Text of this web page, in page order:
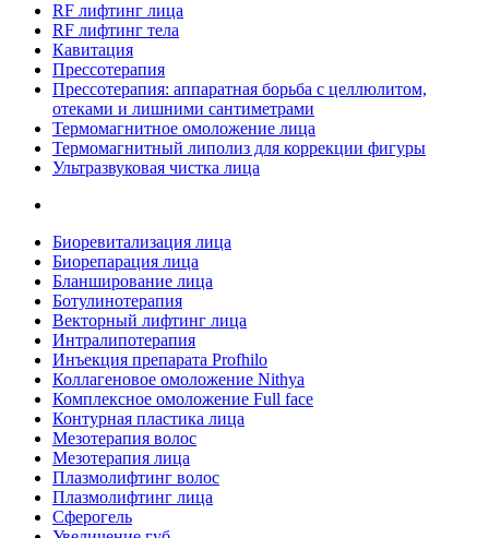
RF лифтинг лица
RF лифтинг тела
Кавитация
Прессотерапия
Прессотерапия: аппаратная борьба с целлюлитом,
отеками и лишними сантиметрами
Термомагнитное омоложение лица
Термомагнитный липолиз для коррекции фигуры
Ультразвуковая чистка лица
Биоревитализация лица
Биорепарация лица
Бланширование лица
Ботулинотерапия
Векторный лифтинг лица
Интралипотерапия
Инъекция препарата Profhilo
Коллагеновое омоложение Nithya
Комплексное омоложение Full face
Контурная пластика лица
Мезотерапия волос
Мезотерапия лица
Плазмолифтинг волос
Плазмолифтинг лица
Сферогель